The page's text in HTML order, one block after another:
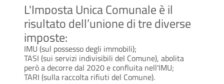
L'Imposta Unica Comunale è il
risultato dell’unione di tre diverse
imposte:
IMU (sul possesso degli immobili);
TASI (sui servizi indivisibili del Comune), abolita
però a decorre dal 2020 e confluita nell'IMU;
TARI (sulla raccolta rifiuti del Comune).